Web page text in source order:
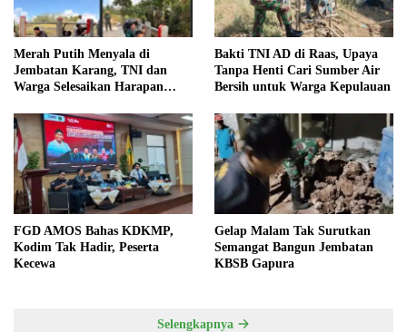
Merah Putih Menyala di
Jembatan Karang, TNI dan
Warga Selesaikan Harapan
Bakti TNI AD di Raas, Upaya
Tanpa Henti Cari Sumber Air
Bersih untuk Warga Kepulauan
FGD AMOS Bahas KDKMP,
Kodim Tak Hadir, Peserta
Kecewa
Gelap Malam Tak Surutkan
Semangat Bangun Jembatan
KBSB Gapura
Selengkapnya